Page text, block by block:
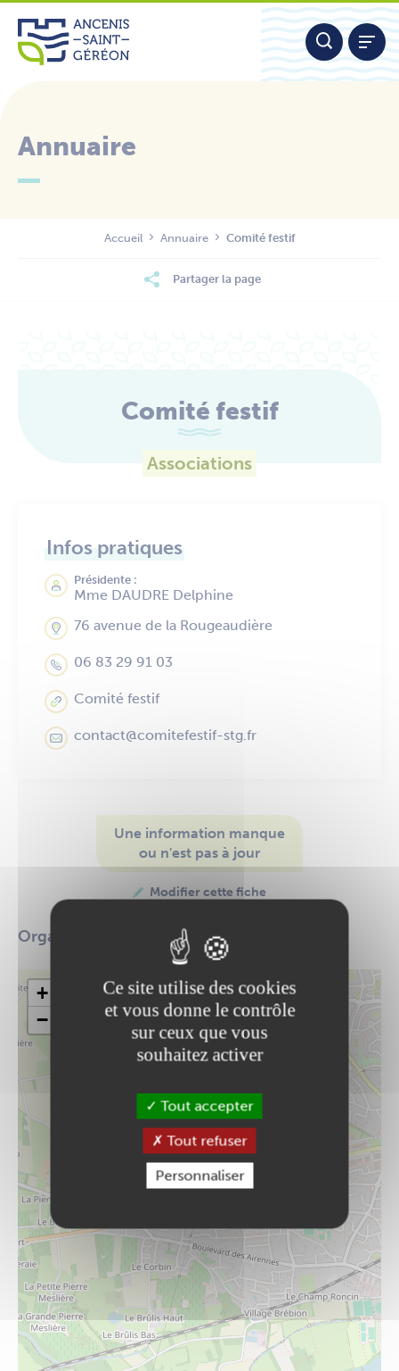
Aller
contenu
Annuaire
Accueil Annuaire Comité festif
Partager la page
Comité festif
Associations
Infos pratiques
Présidente :
Mme DAUDRE Delphine
76 avenue de la Rougeaudière
06 83 29 91 03
Comité festif
contact@comitefestif-stg.fr
Une information manque
ou n'est pas à jour
Modifier cette fiche
Organisation de manifestations diverses
+
−
Panneau de gestion des cookies
Ce site utilise des cookies
et vous donne le contrôle
sur ceux que vous
souhaitez activer
Tout accepter
Tout refuser
Personnaliser